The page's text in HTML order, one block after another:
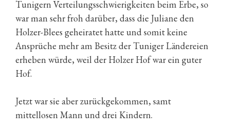
Tunigern Verteilungsschwierigkeiten beim Erbe, so
war man sehr froh darüber, dass die Juliane den
Holzer-Blees geheiratet hatte und somit keine
Ansprüche mehr am Besitz der Tuniger Ländereien
erheben würde, weil der Holzer Hof war ein guter
Hof.
Jetzt war sie aber zurückgekommen, samt
mittellosen Mann und drei Kindern.